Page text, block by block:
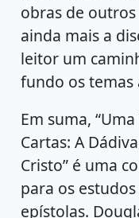
obras de
ainda mais a
leitor um
fundo os temas
Em suma,
Cartas: A
Cristo” é uma
para os
epístolas.